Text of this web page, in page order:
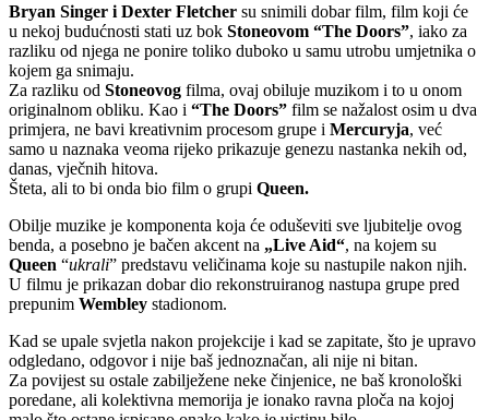
Bryan Singer i Dexter Fletcher su snimili dobar film, film koji će
u nekoj budućnosti stati uz bok Stoneovom “The Doors”, iako za
razliku od njega ne ponire toliko duboko u samu utrobu umjetnika o
kojem ga snimaju.
Za razliku od Stoneovog filma, ovaj obiluje muzikom i to u onom
originalnom obliku. Kao i “The Doors” film se nažalost osim u dva
primjera, ne bavi kreativnim procesom grupe i Mercuryja, već
samo u naznaka veoma rijeko prikazuje genezu nastanka nekih od,
danas, vječnih hitova.
Šteta, ali to bi onda bio film o grupi Queen.
Obilje muzike je komponenta koja će oduševiti sve ljubitelje ovog
benda, a posebno je bačen akcent na „Live Aid“, na kojem su
Queen “ukrali” predstavu veličinama koje su nastupile nakon njih.
U filmu je prikazan dobar dio rekonstruiranog nastupa grupe pred
prepunim Wembley stadionom.
Kad se upale svjetla nakon projekcije i kad se zapitate, što je upravo
odgledano, odgovor i nije baš jednoznačan, ali nije ni bitan.
Za povijest su ostale zabilježene neke činjenice, ne baš kronološki
poredane, ali kolektivna memorija je ionako ravna ploča na kojoj